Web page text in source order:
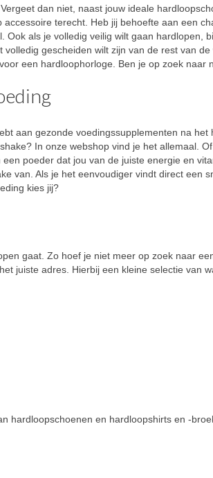
dan niet, naast jouw ideale
terecht. Heb jij behoefte aan een
als je volledig veilig wilt gaan hardlopen,
gescheiden wilt zijn van de rest van
een hardloophorloge. Ben je op zoek naar
aan gezonde voedingssupplementen na
In onze webshop vind je het allemaal.
poeder dat jou van de juiste energie en
van. Als je het eenvoudiger vindt direct een
kies jij?
gaat. Zo hoef je niet meer op zoek naar
juiste adres. Hierbij een kleine selectie van
hardloopschoenen en hardloopshirts en -